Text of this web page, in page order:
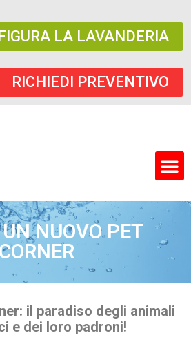
LA LAVANDERIA
RICHIEDI PREVENTIVO
NUOVO PET
CORNER
il paradiso degli animali
e dei loro padroni!